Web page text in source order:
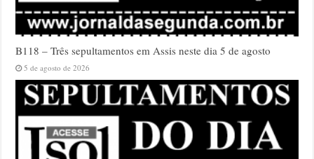
B118 – Três sepultamentos em Assis neste dia 5 de agosto
5 de agosto de 2026